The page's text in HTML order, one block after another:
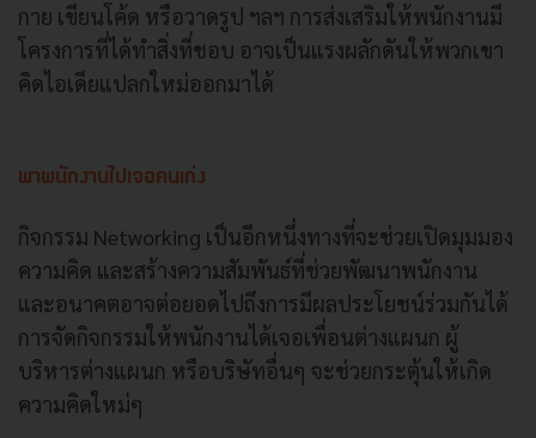
กาย เขียนโค้ด หรือวาดรูป ฯลฯ การส่งเสริมให้พนักงานมี
โครงการที่ได้ทำสิ่งที่ชอบ อาจเป็นแรงผลักดันให้พวกเขา
คิดไอเดียแปลกใหม่ออกมาได้
พาพนักงานไปเจอคนเก่ง
กิจกรรม Networking เป็นอีกหนึ่งทางที่จะช่วยเปิดมุมมอง
ความคิด และสร้างความสัมพันธ์ที่ช่วยพัฒนาพนักงาน
และอนาคตอาจต่อยอดไปถึงการมีผลประโยชน์ร่วมกันได้
การจัดกิจกรรมให้พนักงานได้เจอเพื่อนต่างแผนก ผู้
บริหารต่างแผนก หรือบริษัทอื่นๆ จะช่วยกระตุ้นให้เกิด
ความคิดใหม่ๆ